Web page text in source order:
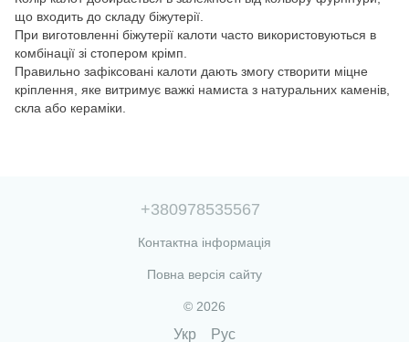
що входить до складу біжутерії.
При виготовленні біжутерії калоти часто використовуються в
комбінації зі стопером крімп.
Правильно зафіксовані калоти дають змогу створити міцне
кріплення, яке витримує важкі намиста з натуральних каменів,
скла або кераміки.
+380978535567
Контактна інформація
Повна версія сайту
© 2026
Укр Рус